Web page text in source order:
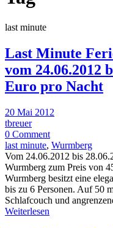
last minute
Last Minute
vom 24.06.2012
Euro pro Nacht
20 Mai 2012
tbreuer
0 Comment
last minute, Wurmberg
Vom 24.06.2012 bis
Wurmberg zum Preis von
Wurmberg besitzt eine
bis zu 6 Personen. Auf 50
Schlafcouch und
Weiterlesen